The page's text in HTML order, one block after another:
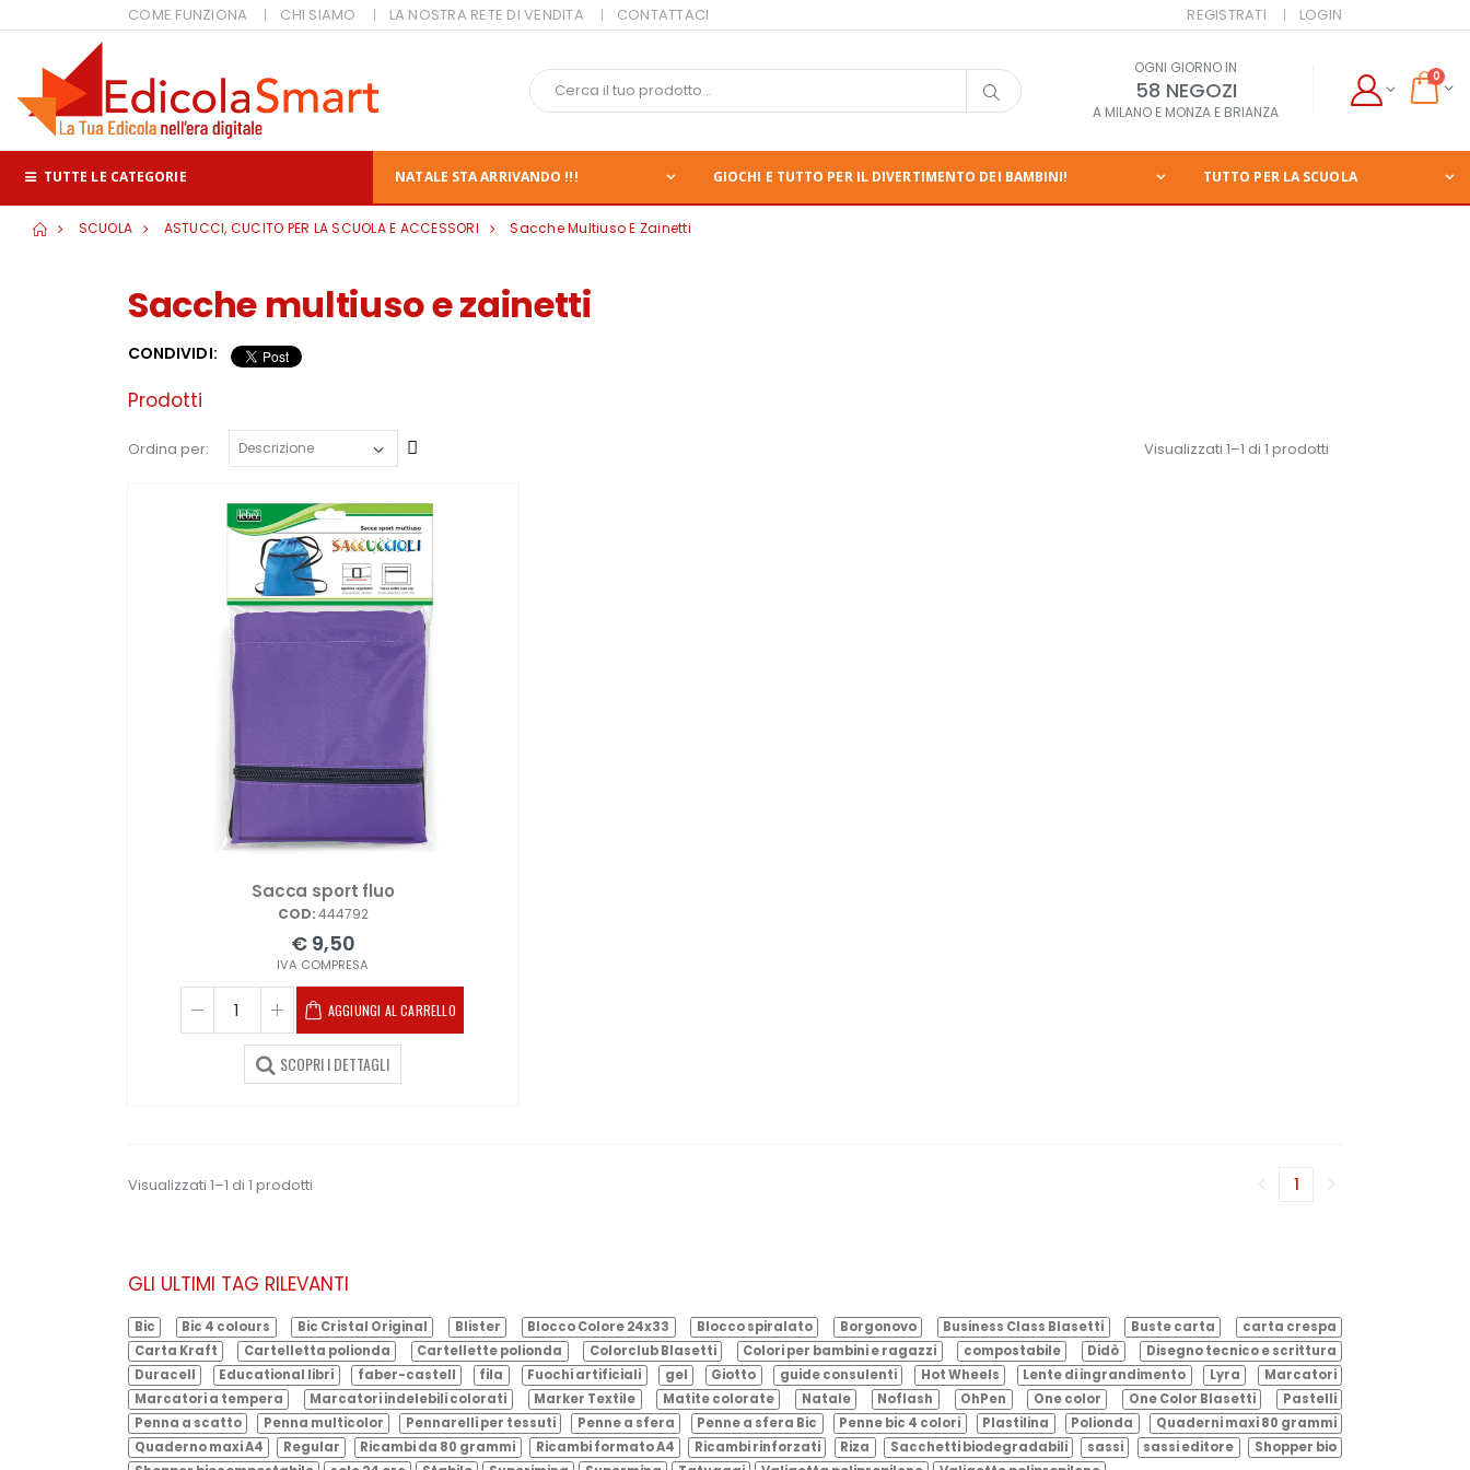
COME FUNZIONA CHI SIAMO LA NOSTRA RETE DI VENDITA CONTATTACI REGISTRATI LOGIN
OGNI GIORNO IN
58 NEGOZI
A MILANO E MONZA E BRIANZA
0
TUTTE LE CATEGORIE NATALE STA ARRIVANDO !!! GIOCHI E TUTTO PER IL DIVERTIMENTO DEI BAMBINI! TUTTO PER LA SCUOLA
SCUOLA ASTUCCI, CUCITO PER LA SCUOLA E ACCESSORI Sacche Multiuso E Zainetti
Sacche multiuso e zainetti
CONDIVIDI:
Prodotti
Ordina per: Visualizzati 1–1 di 1 prodotti
Sacca sport fluo
COD:444792
€ 9,50
IVA COMPRESA
AGGIUNGI AL CARRELLO
SCOPRI I DETTAGLI
Visualizzati 1–1 di 1 prodotti 1(corrente)
GLI ULTIMI TAG RILEVANTI
Bic Bic 4 colours Bic Cristal Original Blister Blocco Colore 24x33 Blocco spiralato Borgonovo Business Class Blasetti Buste carta
carta crespa
Carta Kraft
Cartelletta polionda Cartellette polionda Colorclub Blasetti Colori per bambini e ragazzi compostabile Didò
Disegno tecnico e scrittura
Duracell
Educational libri faber-castell fila Fuochi artificiali gel Giotto guide consulenti Hot Wheels Lente di ingrandimento Lyra
Marcatori
Marcatori a tempera
Marcatori indelebili colorati Marker Textile Matite colorate Natale Noflash OhPen One color One Color Blasetti
Pastelli
Penna a scatto
Penna multicolor Pennarelli per tessuti Penne a sfera Penne a sfera Bic Penne bic 4 colori Plastilina Polionda
Quaderni maxi 80 grammi
Quaderno maxi A4
Regular Ricambi da 80 grammi Ricambi formato A4 Ricambi rinforzati Riza Sacchetti biodegradabili sassi sassi editore
Shopper bio